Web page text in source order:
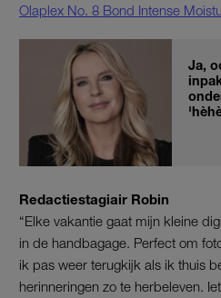
Olaplex No. 8 Bond Intense
Ja,
Redactiestagiair Robin
“Elke vakantie gaat mijn kleine
in de handbagage. Perfect om
ik pas weer terugkijk als ik thuis
herinneringen zo te herbeleven.